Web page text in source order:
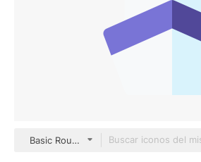
Basic Rounded Flat